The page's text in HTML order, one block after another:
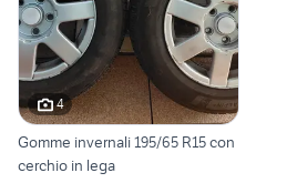
4
Gomme invernali 195/65 R15 con
cerchio in lega